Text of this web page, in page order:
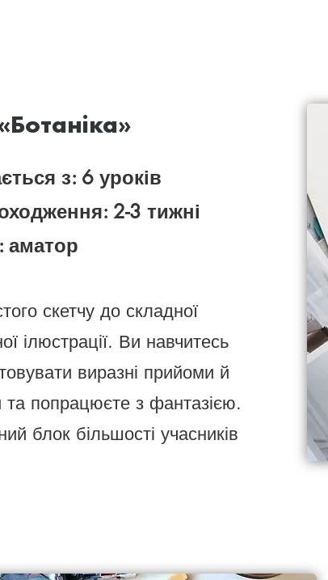
з: 6 уроків
2-3 тижні
аматор
скетчу до складної
ілюстрації. Ви навчитесь
виразні прийоми й
та попрацюєте з фантазією.
блок більшості учасників